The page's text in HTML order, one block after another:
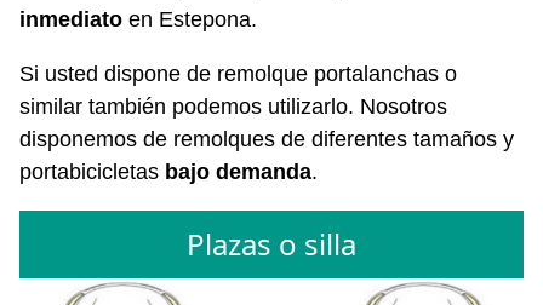
inmediato en Estepona.
Si usted dispone de remolque portalanchas o
similar también podemos utilizarlo. Nosotros
disponemos de remolques de diferentes tamaños y
portabicicletas bajo demanda.
Plazas o silla